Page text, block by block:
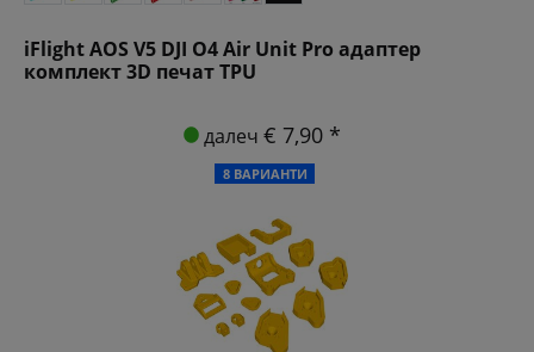
iFlight AOS V5 DJI O4 Air Unit Pro адаптер
комплект 3D печат TPU
далеч€ 7,90 *
8 ВАРИАНТИ